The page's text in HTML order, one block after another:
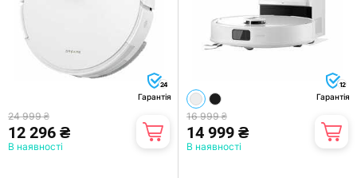
24
Гарантія
24 999 ₴
12 296 ₴
В наявності
12
Гарантія
16 999 ₴
14 999 ₴
В наявності